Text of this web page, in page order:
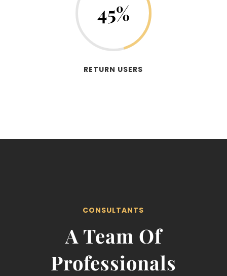
45%
RETURN USERS
CONSULTANTS
A Team Of
Professionals